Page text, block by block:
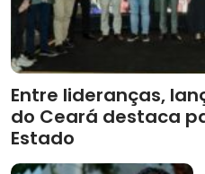
Entre lideranças,
do Ceará destaca
Estado